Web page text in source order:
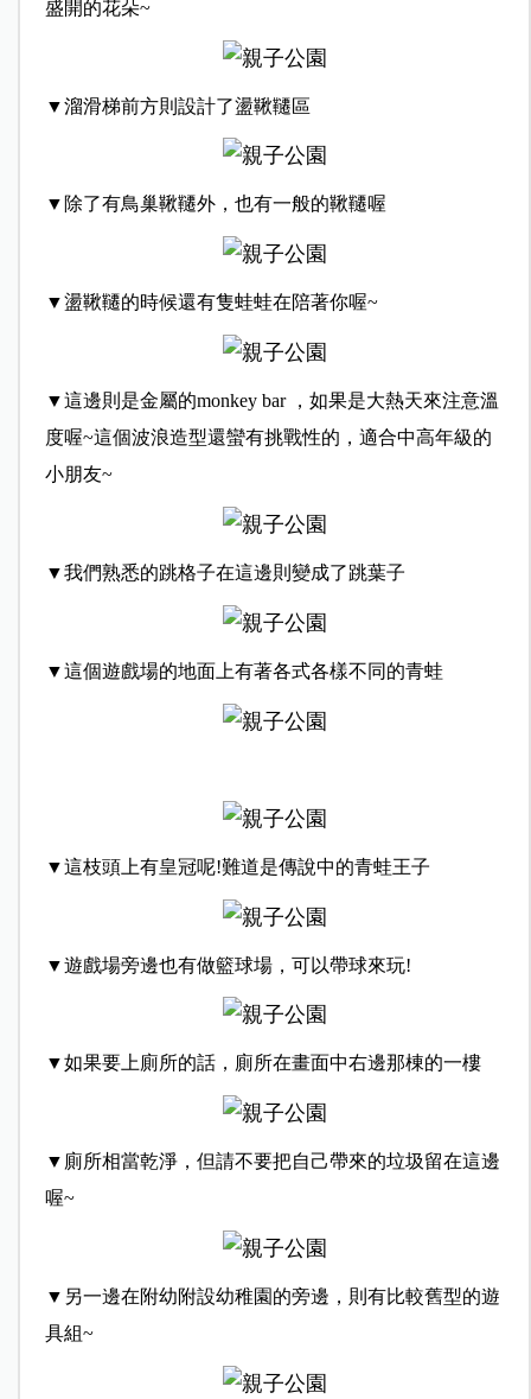
盛開的花朵~
▼溜滑梯前方則設計了盪鞦韆區
▼除了有鳥巢鞦韆外，也有一般的鞦韆喔
▼盪鞦韆的時候還有隻蛙蛙在陪著你喔~
▼這邊則是金屬的monkey bar ，如果是大熱天來注意溫
度喔~這個波浪造型還蠻有挑戰性的，適合中高年級的
小朋友~
▼我們熟悉的跳格子在這邊則變成了跳葉子
▼這個遊戲場的地面上有著各式各樣不同的青蛙
▼這枝頭上有皇冠呢!難道是傳說中的青蛙王子
▼遊戲場旁邊也有做籃球場，可以帶球來玩!
▼如果要上廁所的話，廁所在畫面中右邊那棟的一樓
▼廁所相當乾淨，但請不要把自己帶來的垃圾留在這邊
喔~
▼另一邊在附幼附設幼稚園的旁邊，則有比較舊型的遊
具組~